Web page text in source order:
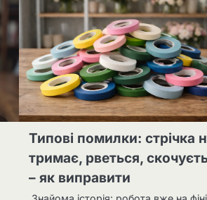
Типові помилки: стрічка
тримає, рветься,
– як виправити